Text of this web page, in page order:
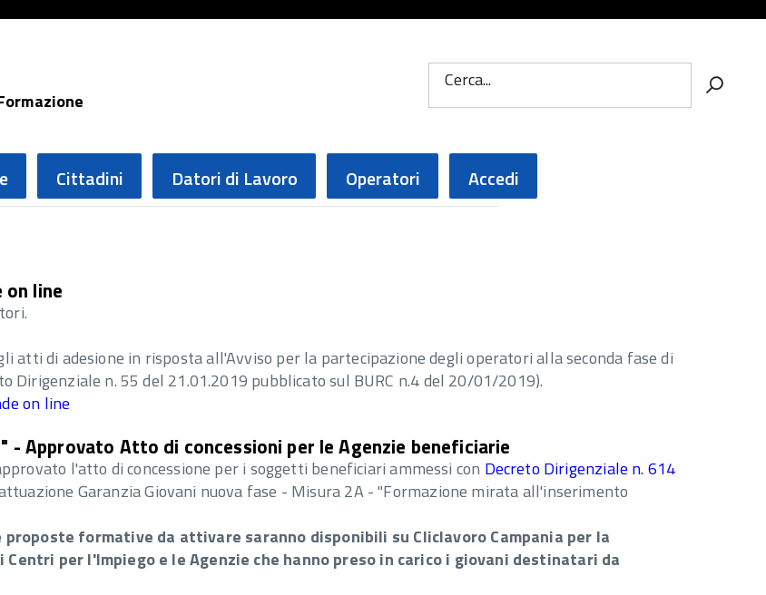
Cerca...
Cittadini Datori di Lavoro Operatori Accedi
line
atti di adesione in risposta all'Avviso per la partecipazione degli operatori alla seconda fase di
Dirigenziale n. 55 del 21.01.2019 pubblicato sul BURC n.4 del 20/01/2019).
on line
- Approvato Atto di concessioni per le Agenzie beneficiarie
l'atto di concessione per i soggetti beneficiari ammessi con Decreto Dirigenziale n. 614
Garanzia Giovani nuova fase - Misura 2A - "Formazione mirata all'inserimento
proposte formative da attivare saranno disponibili su Cliclavoro Campania per la
per l'Impiego e le Agenzie che hanno preso in carico i giovani destinatari da